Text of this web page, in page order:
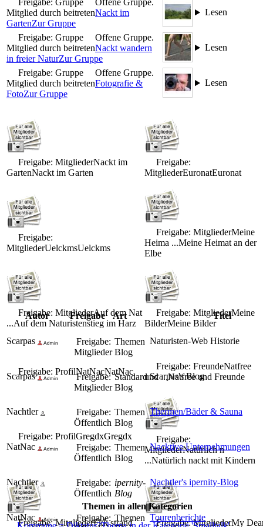
Freigabe: Gruppe
Offene Gruppe.
Mitglied durch beitretenNackt im
GartenZur Gruppe
Lesen
Freigabe: Gruppe
Offene Gruppe.
Mitglied durch beitretenNackt wandern
in freier NaturZur Gruppe
Lesen
Freigabe: Gruppe
Offene Gruppe.
Mitglied durch beitretenFotografie &
FotoZur Gruppe
Lesen
Freigabe: MitgliederNackt im
GartenNackt im Garten
Freigabe:
MitgliederEuronatEuronat
Freigabe:
MitgliederUelckmsUelckms
Freigabe: MitgliederMeine
Heima ...Meine Heimat an der
Elbe
Freigabe: MitgliederAuf dem Nat
...Auf dem Naturistenstieg im Harz
Freigabe: MitgliederMeine
BilderMeine Bilder
Freigabe: ProfilNatNacNatNac
Freigabe: FreundeNatfree
und ...Natfree und Freunde
Freigabe: ProfilGregdxGregdx
Freigabe:
MitgliederNatürlich n
...Natürlich nackt mit Kindern
Freigabe: MitgliederFkk strand
Freigabe: MitgliederMy
Autor Freigabe Art Titel
Scarpas
Freigabe:
Mitglieder
Themen
Blog
Naturisten-Web Historie
Scarpas
Freigabe:
Mitglieder
Standard
Blog
Scarpas's Blog
Nachtler
Freigabe:
Öffentlich
Themen
Blog
Thermen/Bäder & Sauna
NatNac
Freigabe:
Öffentlich
Themen
Blog
Nacktive Unternehmungen
Nachtler
Freigabe:
Öffentlich
ipernity-
Blog
Nachtler's ipernity-Blog
NatNac
Freigabe: Themen Tourenberichte
Themen in allen Kategorien